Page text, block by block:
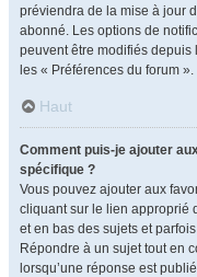
préviendra de la mise à jour
abonné. Les options de
peuvent être modifiés depuis
les « Préférences du forum ».
Haut
Comment puis-je ajouter
spécifique ?
Vous pouvez ajouter aux
cliquant sur le lien approprié
et en bas des sujets et
Répondre à un sujet tout en
lorsqu’une réponse est